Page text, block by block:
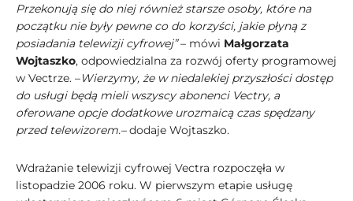
Przekonują się do niej również starsze osoby, które na
początku nie były pewne co do korzyści, jakie płyną z
posiadania telewizji cyfrowej”– mówi Małgorzata
Wojtaszko, odpowiedzialna za rozwój oferty programowej
w Vectrze. –Wierzymy, że w niedalekiej przyszłości dostęp
do usługi będą mieli wszyscy abonenci Vectry, a
oferowane opcje dodatkowe urozmaicą czas spędzany
przed telewizorem.–dodaje Wojtaszko.
Wdrażanie telewizji cyfrowej Vectra rozpoczęła w
listopadzie 2006 roku. W pierwszym etapie usługę